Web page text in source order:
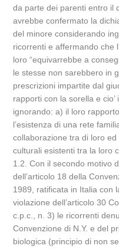
da parte dei parenti entro il
avrebbe confermato la
del minore considerando
ricorrenti e affermando che
loro “equivarrebbe a
le stesse non sarebbero in
prescrizioni impartite dal
rapporti con la sorella e
ignorando: a) il loro
l’esistenza di una rete
collaborazione tra di loro
culturali esistenti tra la loro
1.2. Con il secondo motivo
dell’articolo 18 della
1989, ratificata in Italia con
violazione dell’articolo 30
c.p.c., n. 3) le ricorrenti
Convenzione di N.Y. e del
biologica (principio di non